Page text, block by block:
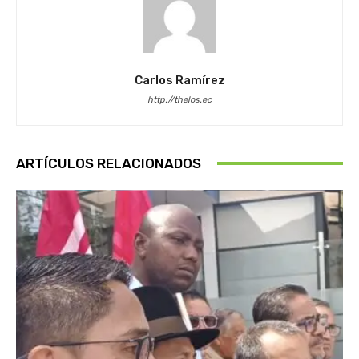
Carlos Ramírez
http://thelos.ec
ARTÍCULOS RELACIONADOS